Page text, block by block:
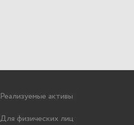
Реализуемые активы
Для физических лиц